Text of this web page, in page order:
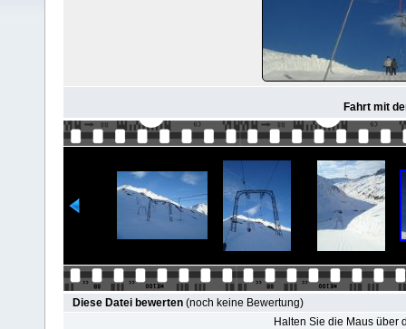
Fahrt mit
Diese Datei bewerten (noch keine Bewertung)
Halten Sie die Maus über